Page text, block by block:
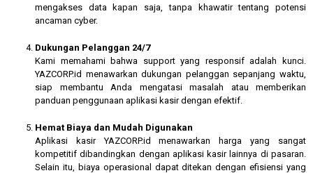
mengakses data kapan saja, tanpa khawatir tentang potensi
ancaman cyber.
Dukungan Pelanggan 24/7
Kami memahami bahwa support yang responsif adalah kunci.
YAZCORP.id menawarkan dukungan pelanggan sepanjang waktu,
siap membantu Anda mengatasi masalah atau memberikan
panduan penggunaan aplikasi kasir dengan efektif.
Hemat Biaya dan Mudah Digunakan
Aplikasi kasir YAZCORP.id menawarkan harga yang sangat
kompetitif dibandingkan dengan aplikasi kasir lainnya di pasaran.
Selain itu, biaya operasional dapat ditekan dengan efisiensi yang